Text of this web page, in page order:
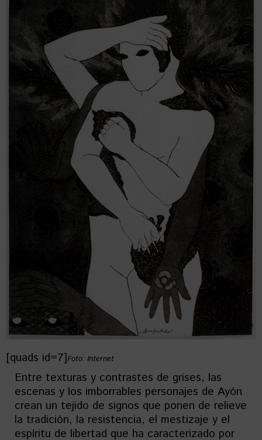
[quads id=7]Foto: Internet
Entre texturas y contrastes de grises, las
escenas y los imborrables personajes de Ayón
crean un tejido de signos que ponen de relieve
la tradición, la resistencia, el mestizaje y el
espíritu de libertad que ha caracterizado por